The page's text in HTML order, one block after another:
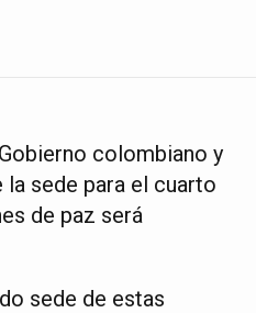
colombiano y
sede para el cuarto
de paz será
sede de estas